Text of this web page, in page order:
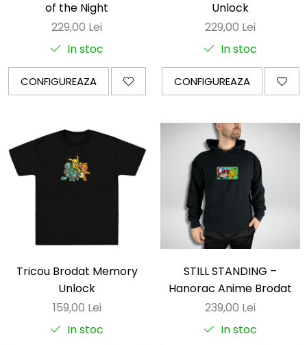
of the Night
229,00 Lei
In stoc
CONFIGUREAZA
Unlock
229,00 Lei
In stoc
CONFIGUREAZA
Tricou Brodat Memory
Unlock
159,00 Lei
In stoc
STILL STANDING –
Hanorac Anime Brodat
239,00 Lei
In stoc